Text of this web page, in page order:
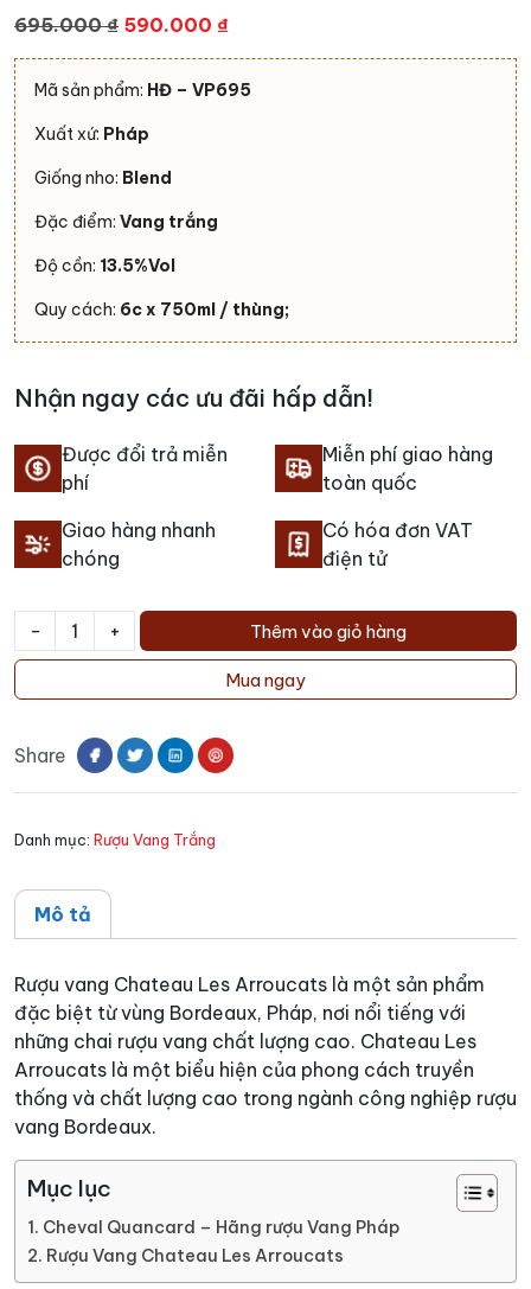
695.000₫ Giá
gốc
là:
590.000 ₫Giá
hiện
tại
Mã sản phẩm: HĐ – VP695
Xuất xứ: Pháp
Giống nho: Blend
Đặc điểm: Vang trắng
Độ cồn: 13.5%Vol
Quy cách: 6c x 750ml / thùng;
Nhận ngay các ưu đãi hấp dẫn!
Được đổi trả miễn
phí
Miễn phí giao hàng
toàn quốc
Giao hàng nhanh
chóng
Có hóa đơn VAT
điện tử
-
Rượu
Chateau
Arroucats
+ Thêm vào giỏ hàng
Mua ngay
Share
Danh mục: Rượu Vang Trắng
Mô tả
Rượu vang Chateau Les Arroucats là một sản phẩm
đặc biệt từ vùng Bordeaux, Pháp, nơi nổi tiếng với
những chai rượu vang chất lượng cao. Chateau Les
Arroucats là một biểu hiện của phong cách truyền
thống và chất lượng cao trong ngành công nghiệp rượu
vang Bordeaux.
Mục lục
Cheval Quancard – Hãng rượu Vang Pháp
Rượu Vang Chateau Les Arroucats